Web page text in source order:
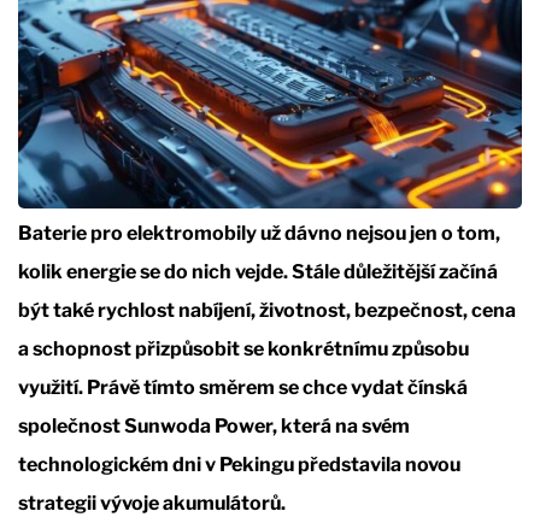
Baterie pro elektromobily už dávno nejsou jen o tom,
kolik energie se do nich vejde. Stále důležitější začíná
být také rychlost nabíjení, životnost, bezpečnost, cena
a schopnost přizpůsobit se konkrétnímu způsobu
využití. Právě tímto směrem se chce vydat čínská
společnost Sunwoda Power, která na svém
technologickém dni v Pekingu představila novou
strategii vývoje akumulátorů.